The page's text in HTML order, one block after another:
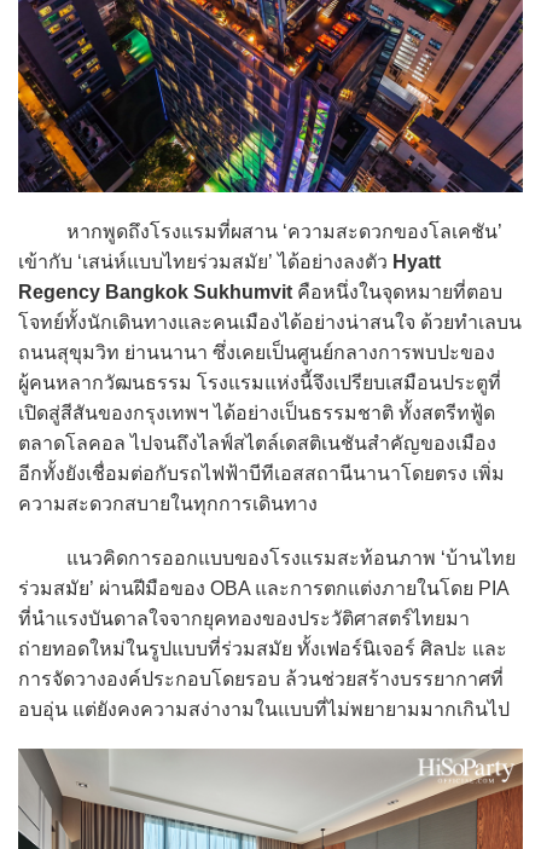
หากพูดถึงโรงแรมที่ผสาน ‘ความสะดวกของโลเคชัน’
เข้ากับ ‘เสน่ห์แบบไทยร่วมสมัย’ ได้อย่างลงตัว Hyatt
Regency Bangkok Sukhumvit คือหนึ่งในจุดหมายที่ตอบ
โจทย์ทั้งนักเดินทางและคนเมืองได้อย่างน่าสนใจ ด้วยทำเลบน
ถนนสุขุมวิท ย่านนานา ซึ่งเคยเป็นศูนย์กลางการพบปะของ
ผู้คนหลากวัฒนธรรม โรงแรมแห่งนี้จึงเปรียบเสมือนประตูที่
เปิดสู่สีสันของกรุงเทพฯ ได้อย่างเป็นธรรมชาติ ทั้งสตรีทฟู้ด
ตลาดโลคอล ไปจนถึงไลฟ์สไตล์เดสติเนชันสำคัญของเมือง
อีกทั้งยังเชื่อมต่อกับรถไฟฟ้าบีทีเอสสถานีนานาโดยตรง เพิ่ม
ความสะดวกสบายในทุกการเดินทาง
แนวคิดการออกแบบของโรงแรมสะท้อนภาพ ‘บ้านไทย
ร่วมสมัย’ ผ่านฝีมือของ OBA และการตกแต่งภายในโดย PIA
ที่นำแรงบันดาลใจจากยุคทองของประวัติศาสตร์ไทยมา
ถ่ายทอดใหม่ในรูปแบบที่ร่วมสมัย ทั้งเฟอร์นิเจอร์ ศิลปะ และ
การจัดวางองค์ประกอบโดยรอบ ล้วนช่วยสร้างบรรยากาศที่
อบอุ่น แต่ยังคงความสง่างามในแบบที่ไม่พยายามมากเกินไป